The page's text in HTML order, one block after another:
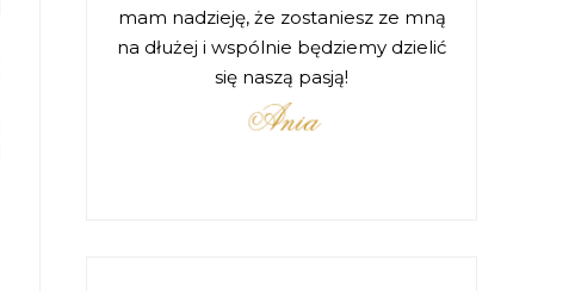
mam nadzieję, że zostaniesz ze mną
na dłużej i wspólnie będziemy dzielić
się naszą pasją!